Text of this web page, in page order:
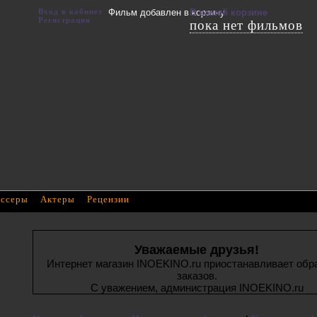
Уважаемые друзья!
Интернет магазин INOEKINO.ru приостанавливает
заказов.
С уважением, администрация INOEKINO.ru
Актеры Рецензии
Фильм добавлен в корзину
Вход в кабинет
Регистрация
В вашей корзине
пока нет фильмов